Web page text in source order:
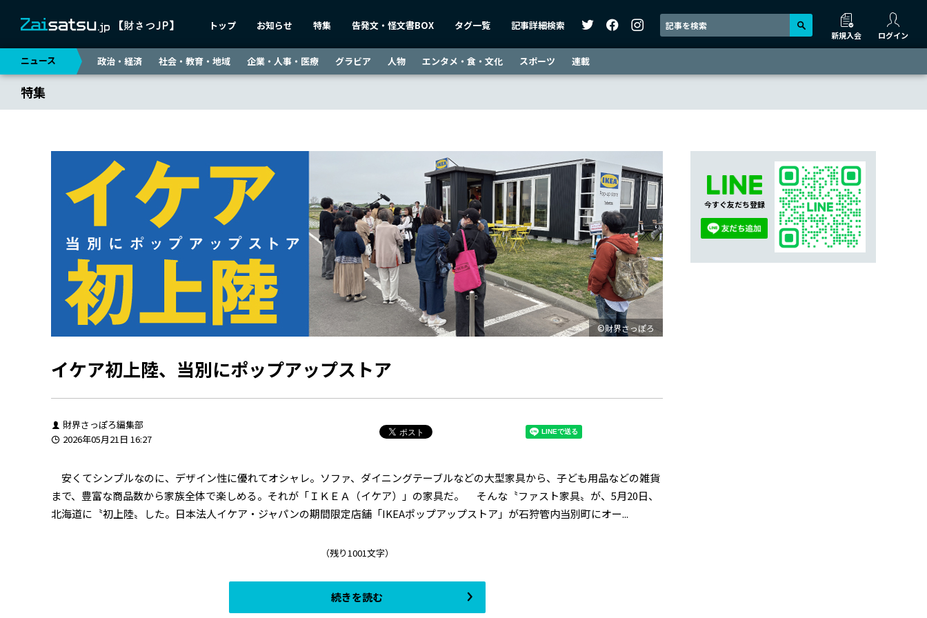
トップ お知らせ 特集 告発文・怪文書BOX タグ一覧 記事詳細検索
新規入会 ログイン
ニュース 政治・経済 社会・教育・地域 企業・人事・医療 グラビア 人物 エンタメ・食・文化 スポーツ 連載
特集
©財界さっぽろ
イケア初上陸、当別にポップアップストア
財界さっぽろ編集部
2026年05月21日 16:27
安くてシンプルなのに、デザイン性に優れてオシャレ。ソファ、ダイニングテーブルなどの大型家具から、子ども用品などの雑貨
まで、豊富な商品数から家族全体で楽しめる。それが「ＩＫＥＡ（イケア）」の家具だ。 そんな〝ファスト家具〟が、5月20日、
北海道に〝初上陸〟した。日本法人イケア・ジャパンの期間限定店舗「IKEAポップアップストア」が石狩管内当別町にオー...
（残り1001文字）
続きを読む
今すぐ友だち登録